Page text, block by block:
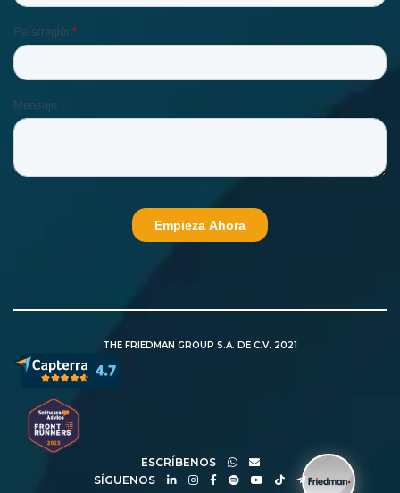
THE FRIEDMAN GROUP S.A. DE C.V. 2021
ESCRÍBENOS
SÍGUENOS